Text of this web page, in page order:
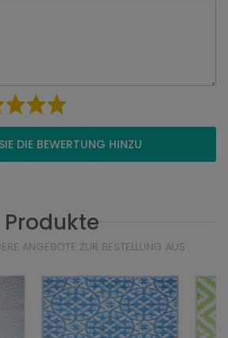
DIE BEWERTUNG HINZU
ANGEBOTE ZUR BESTELLUNG AUS